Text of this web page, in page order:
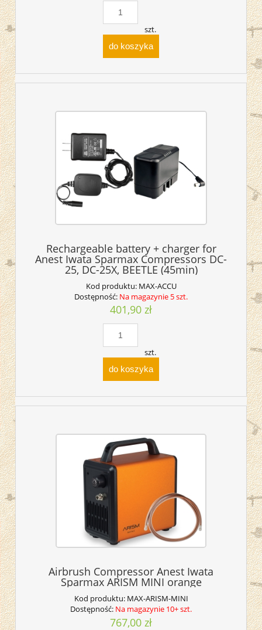
szt.
do koszyka
Rechargeable battery + charger for
Anest Iwata Sparmax Compressors DC-
25, DC-25X, BEETLE (45min)
Kod produktu: MAX-ACCU
Dostępność: Na magazynie 5 szt.
401,90 zł
szt.
do koszyka
Airbrush Compressor Anest Iwata
Sparmax ARISM MINI orange
Kod produktu: MAX-ARISM-MINI
Dostępność: Na magazynie 10+ szt.
767,00 zł